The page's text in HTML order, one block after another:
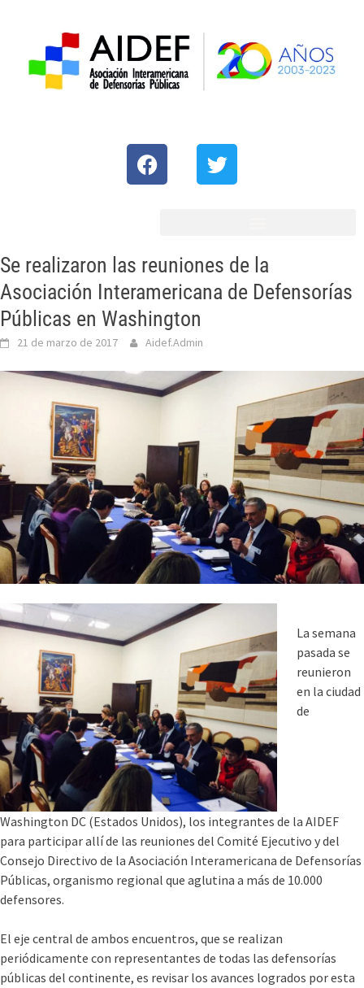
Se realizaron las reuniones de la
Asociación Interamericana de Defensorías
Públicas en Washington
21 de marzo de 2017 Aidef.Admin
La semana
pasada se
reunieron
en la ciudad
de
Washington DC (Estados Unidos), los integrantes de la AIDEF
para participar allí­ de las reuniones del Comité Ejecutivo y del
Consejo Directivo de la Asociación Interamericana de Defensorí­as
Públicas, organismo regional que aglutina a más de 10.000
defensores.
El eje central de ambos encuentros, que se realizan
periódicamente con representantes de todas las defensorí­as
públicas del continente, es revisar los avances logrados por esta